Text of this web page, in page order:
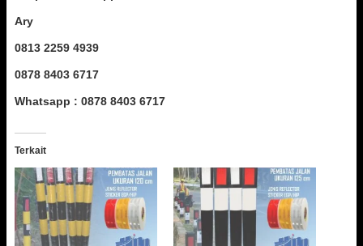
Ary
0813 2259 4939
0878 8403 6717
Whatsapp : 0878 8403 6717
Terkait